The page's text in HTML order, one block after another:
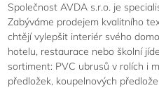
Společnost AVDA s.r.o. je
Zabýváme prodejem kvalitního
chtějí vylepšit interiér svého
hotelu, restaurace nebo školní
sortiment: PVC ubrusů v rolích i
předložek, koupelnových